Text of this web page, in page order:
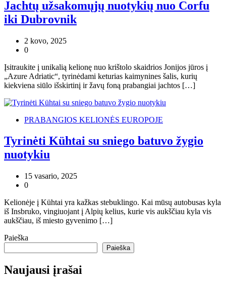
Jachtų užsakomųjų nuotykių nuo Corfu
iki Dubrovnik
2 kovo, 2025
0
Įsitraukite į unikalią kelionę nuo krištolo skaidrios Jonijos jūros į
„Azure Adriatic“, tyrinėdami keturias kaimynines šalis, kurių
kiekviena siūlo išskirtinį ir žavų foną prabangiai jachtos […]
PRABANGIOS KELIONĖS EUROPOJE
Tyrinėti Kühtai su sniego batuvo žygio
nuotykiu
15 vasario, 2025
0
Kelionėje į Kühtai yra kažkas stebuklingo. Kai mūsų autobusas kyla
iš Insbruko, vingiuojant į Alpių kelius, kurie vis aukščiau kyla vis
aukščiau, iš miesto gyvenimo […]
Paieška
Paieška
Naujausi įrašai